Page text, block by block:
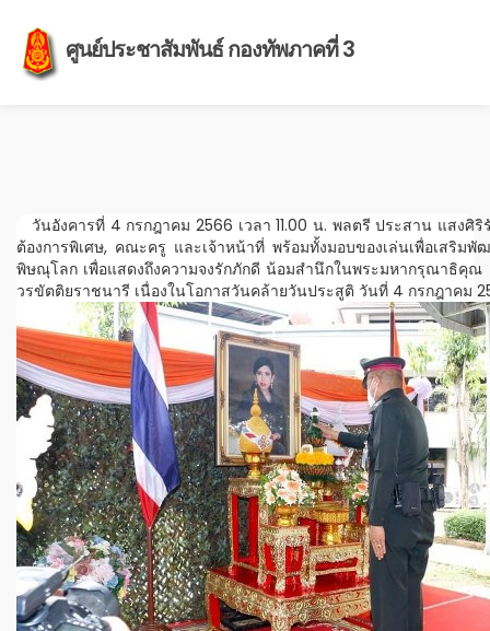
ศูนย์ประชาสัมพันธ์ กองทัพภาคที่ 3
วันอังคารที่ 4 กรกฎาคม 2566 เวลา 11.00 น. พลตรี ประสาน แสงศิ
ต้องการพิเศษ, คณะครู และเจ้าหน้าที่ พร้อมทั้งมอบของเล่นเพื่อเสริ
พิษณุโลก เพื่อแสดงถึงความจงรักภักดี น้อมสำนึกในพระมหากรุณาธิคุ
วรขัตติยราชนารี เนื่องในโอกาสวันคล้ายวันประสูติ วันที่ 4 กรกฎาคม